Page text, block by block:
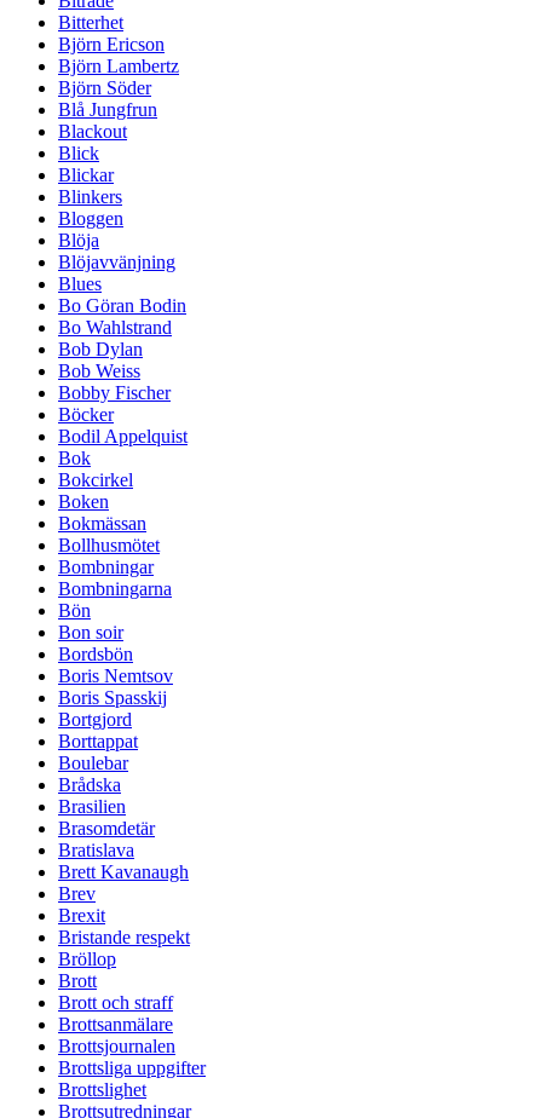
Bitterhet
Björn Ericson
Björn Lambertz
Björn Söder
Blå Jungfrun
Blackout
Blick
Blickar
Blinkers
Bloggen
Blöja
Blöjavvänjning
Blues
Bo Göran Bodin
Bo Wahlstrand
Bob Dylan
Bob Weiss
Bobby Fischer
Böcker
Bodil Appelquist
Bok
Bokcirkel
Boken
Bokmässan
Bollhusmötet
Bombningar
Bombningarna
Bön
Bon soir
Bordsbön
Boris Nemtsov
Boris Spasskij
Bortgjord
Borttappat
Boulebar
Brådska
Brasilien
Brasomdetär
Bratislava
Brett Kavanaugh
Brev
Brexit
Bristande respekt
Bröllop
Brott
Brott och straff
Brottsanmälare
Brottsjournalen
Brottsliga uppgifter
Brottslighet
Brottsutredningar